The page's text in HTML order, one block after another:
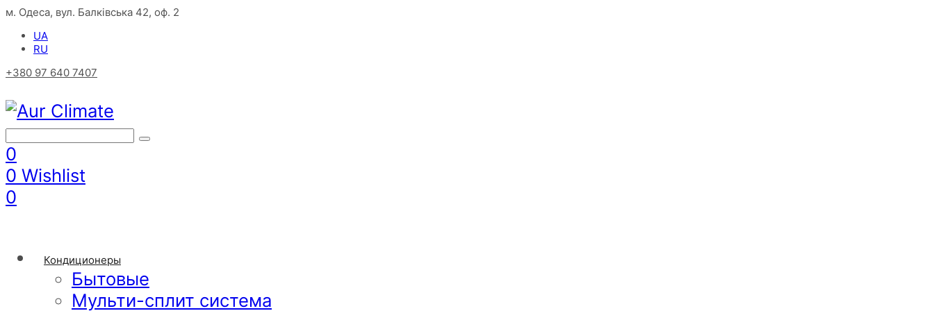
м. Одеса, вул. Балківська 42, оф. 2
UA
RU
+380 97 640 7407
0
0 Wishlist
0
Кондиционеры
Бытовые
Мульти-сплит система